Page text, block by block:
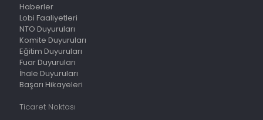
Haberler
Lobi Faaliyetleri
NTO Duyuruları
Komite Duyuruları
Eğitim Duyuruları
Fuar Duyuruları
İhale Duyuruları
Başarı Hikayeleri
Ticaret Noktası